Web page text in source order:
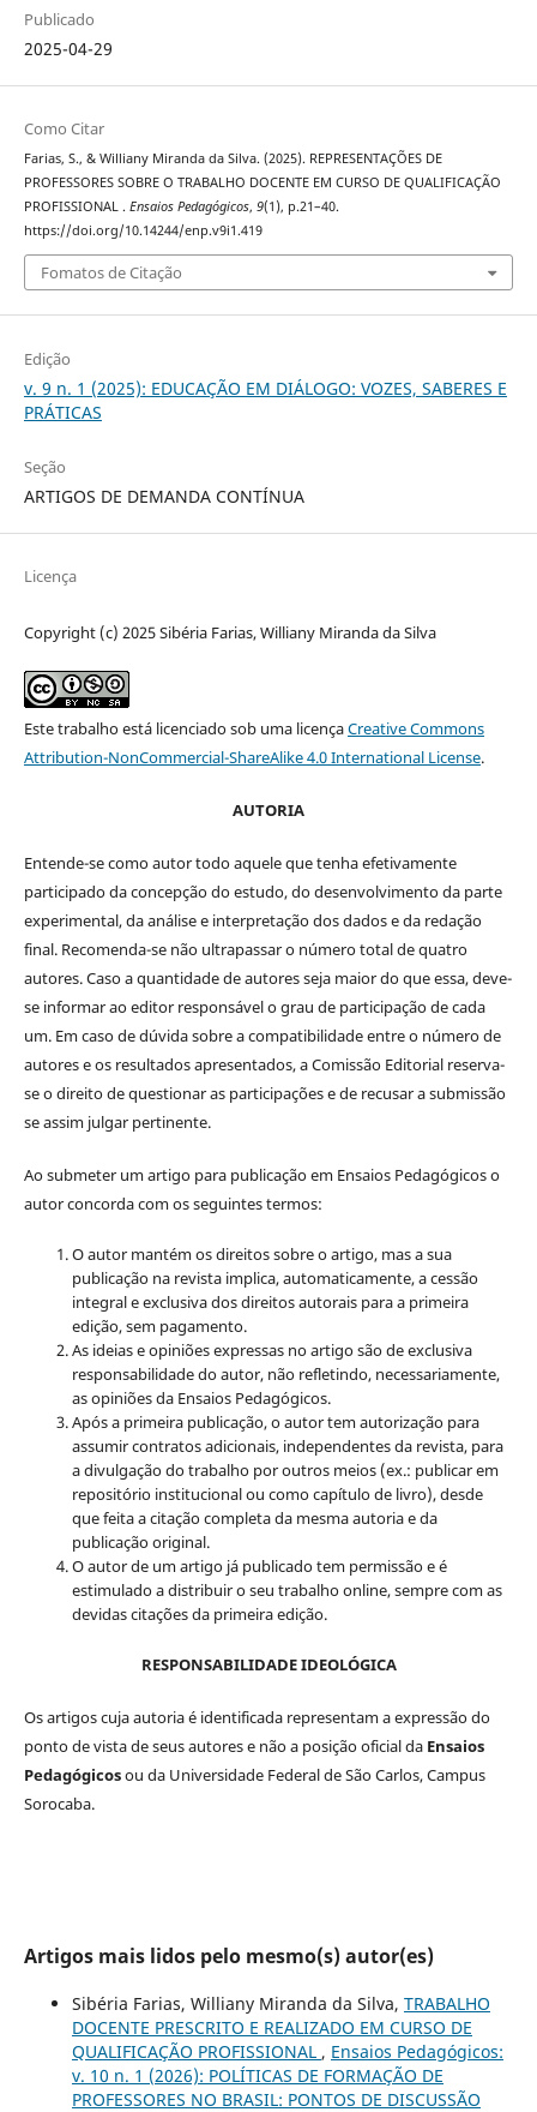
Publicado
2025-04-29
Como Citar
Farias, S., & Williany Miranda da Silva. (2025). REPRESENTAÇÕES DE
PROFESSORES SOBRE O TRABALHO DOCENTE EM CURSO DE QUALIFICAÇÃO
PROFISSIONAL . Ensaios Pedagógicos, 9(1), p.21–40.
https://doi.org/10.14244/enp.v9i1.419
Fomatos de Citação
Edição
v. 9 n. 1 (2025): EDUCAÇÃO EM DIÁLOGO: VOZES, SABERES E
PRÁTICAS
Seção
ARTIGOS DE DEMANDA CONTÍNUA
Licença
Copyright (c) 2025 Sibéria Farias, Williany Miranda da Silva
Este trabalho está licenciado sob uma licençaCreative Commons
Attribution-NonCommercial-ShareAlike 4.0 International License.
AUTORIA
Entende-se como autor todo aquele que tenha efetivamente
participado da concepção do estudo, do desenvolvimento da parte
experimental, da análise e interpretação dos dados e da redação
final. Recomenda-se não ultrapassar o número total de quatro
autores. Caso a quantidade de autores seja maior do que essa, deve-
se informar ao editor responsável o grau de participação de cada
um. Em caso de dúvida sobre a compatibilidade entre o número de
autores e os resultados apresentados, a Comissão Editorial reserva-
se o direito de questionar as participações e de recusar a submissão
se assim julgar pertinente.
Ao submeter um artigo para publicação em Ensaios Pedagógicos o
autor concorda com os seguintes termos:
O autor mantém os direitos sobre o artigo, mas a sua
publicação na revista implica, automaticamente, a cessão
integral e exclusiva dos direitos autorais para a primeira
edição, sem pagamento.
As ideias e opiniões expressas no artigo são de exclusiva
responsabilidade do autor, não refletindo, necessariamente,
as opiniões da Ensaios Pedagógicos.
Após a primeira publicação, o autor tem autorização para
assumir contratos adicionais, independentes da revista, para
a divulgação do trabalho por outros meios (ex.: publicar em
repositório institucional ou como capítulo de livro), desde
que feita a citação completa da mesma autoria e da
publicação original.
O autor de um artigo já publicado tem permissão e é
estimulado a distribuir o seu trabalho online, sempre com as
devidas citações da primeira edição.
RESPONSABILIDADE IDEOLÓGICA
Os artigos cuja autoria é identificada representam a expressão do
ponto de vista de seus autores e não a posição oficial da Ensaios
Pedagógicosou da Universidade Federal de São Carlos, Campus
Sorocaba.
Artigos mais lidos pelo mesmo(s) autor(es)
Sibéria Farias, Williany Miranda da Silva, TRABALHO
DOCENTE PRESCRITO E REALIZADO EM CURSO DE
QUALIFICAÇÃO PROFISSIONAL , Ensaios Pedagógicos:
v. 10 n. 1 (2026): POLÍTICAS DE FORMAÇÃO DE
PROFESSORES NO BRASIL: PONTOS DE DISCUSSÃO